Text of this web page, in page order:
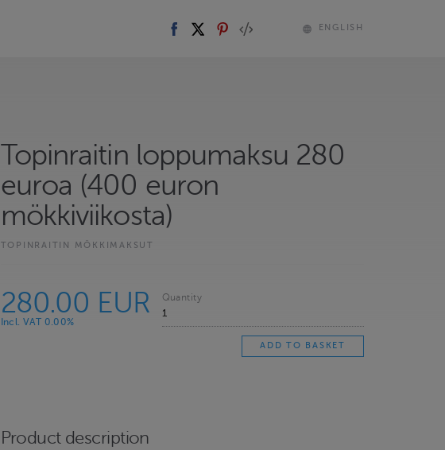
ENGLISH
Topinraitin loppumaksu 280
euroa (400 euron
mökkiviikosta)
TOPINRAITIN MÖKKIMAKSUT
280.00 EUR
Incl. VAT 0.00%
Quantity
Product description